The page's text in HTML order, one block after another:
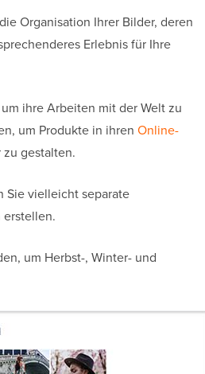
Organisation Ihrer Bilder, deren
Erlebnis für Ihre
ihre Arbeiten mit der Welt zu
um Produkte in ihren Online-
gestalten.
Sie vielleicht separate
um Herbst-, Winter- und